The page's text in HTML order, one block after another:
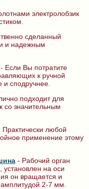
электролобзик
сделанный
и надежным
- Если Вы потратите
к ручной
и сподручнее.
подходит для
со значительным
любой
применение этому
- Рабочий орган
на оси
он вращается и
2-7 мм.